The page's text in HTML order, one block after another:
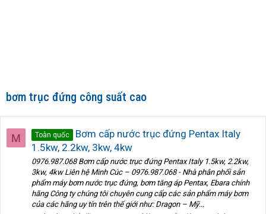
bơm trục đứng công suất cao
M Toàn quốc
Bơm cấp nước trục đứng Pentax Italy
1.5kw, 2.2kw, 3kw, 4kw
0976.987.068 Bơm cấp nước trục đứng Pentax Italy 1.5kw, 2.2kw,
3kw, 4kw Liên hệ Minh Cúc – 0976.987.068 - Nhà phân phối sản
phẩm máy bơm nước trục đứng, bơm tăng áp Pentax, Ebara chính
hãng Công ty chúng tôi chuyên cung cấp các sản phẩm máy bơm
của các hãng uy tín trên thế giới như: Dragon – Mỹ...